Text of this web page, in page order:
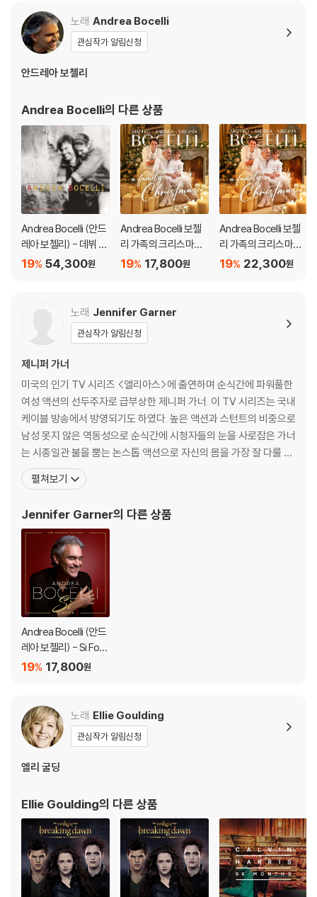
노래 Andrea Bocelli
관심작가 알림신청
안드레아 보첼리
Andrea Bocelli의 다른 상품
Andrea Bocelli (안드
레아 보첼리) - 데뷔 앨
범 Il Mare Calmo Dell
54,300원
19%
Andrea Bocelli 보첼
리 가족의 크리스마스
음악 모음집 - 안드레
17,800원
19%
Andrea Bocelli 보첼
리 가족의 크리스마스
음악 모음집 - 안드레
22,300원
19%
노래 Jennifer Garner
관심작가 알림신청
제니퍼 가너
미국의 인기 TV 시리즈 <앨리아스>에 출연하며 순식간에 파워풀한
여성 액션의 선두주자로 급부상한 제니퍼 가너. 이 TV 시리즈는 국내
케이블 방송에서 방영되기도 하였다. 높은 액션과 스턴트의 비중으로
남성 못지 않은 역동성으로 순식간에 시청자들의 눈을 사로잡은 가너
는 시종일관 불을 뿜는 논스톱 액션으로 자신의 몸을 가장 잘 다룰 줄
아는 여자 배우라는 찬사를 들어 왔다. 2001년 블록버스터 영화 <진
주만>에서 우리나라 관객들에게도 어필했던 제니퍼 가너는 <캐치
시미를 선보이며 명쾌한 연기와 완벽한 역할 소화로 자
펼쳐보기
Jennifer Garner의 다른 상품
Andrea Bocelli (안드
레아 보첼리) - Si Fore
ver [The Diamond E
17,800원
19%
노래 Ellie Goulding
관심작가 알림신청
엘리 굴딩
Ellie Goulding의 다른 상품